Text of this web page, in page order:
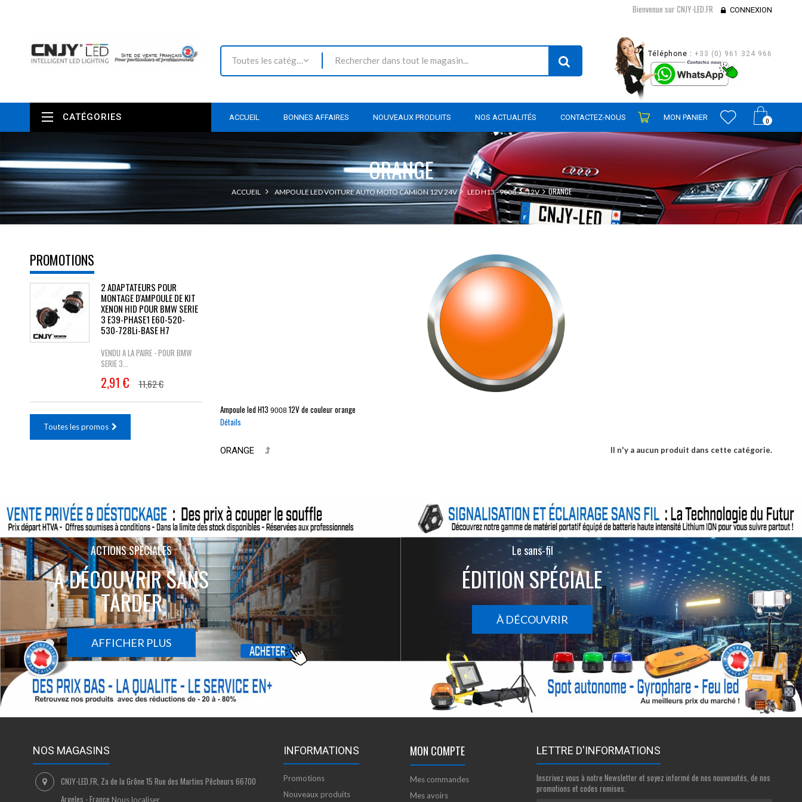
Bienvenue sur CNJY-LED.FR CONNEXION
Toutes les catégories
Téléphone : +33 (0) 961 324 966
0
ACCUEIL BONNES AFFAIRES NOUVEAUX PRODUITS NOS ACTUALITÉS CONTACTEZ-NOUS MON PANIER
CATÉGORIES
ORANGE
ACCUEIL AMPOULE LED VOITURE AUTO MOTO CAMION 12V 24V LED H13 - 9008 12V ORANGE
PROMOTIONS
2 ADAPTATEURS POUR
MONTAGE D'AMPOULE DE KIT
XENON HID POUR BMW SERIE
3 E39-PHASE1 E60-520-
530-728Li-BASE H7
VENDU A LA PAIRE - POUR BMW
SERIE 3...
2,91 € 11,62 €
Toutes les promos
Ampoule ledH13 9008 12V de couleur orange
Détails
ORANGE Il n'y a aucun produit dans cette catégorie.
ACTIONS SPÉCIALES
À DÉCOUVRIR SANS
TARDER
AFFICHER PLUS
Le sans-fil
ÉDITION SPÉCIALE
À DÉCOUVRIR
NOS MAGASINS
CNJY-LED.FR, Za de la Grône 15 Rue des Martins Pêcheurs 66700
Argeles - France Nous localiser
INFORMATIONS
Promotions
Nouveaux produits
MON COMPTE
Mes commandes
Mes avoirs
LETTRE D'INFORMATIONS
Inscrivez vous à notre Newsletter et soyez informé de nos nouveautés, de nos
promotions et codes remises.